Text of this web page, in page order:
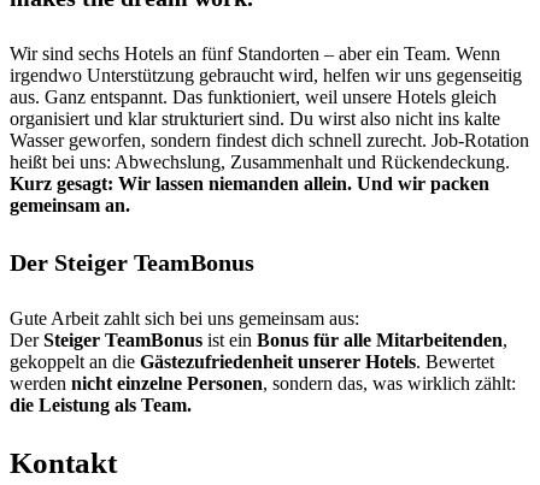
Wir sind sechs Hotels an fünf Standorten – aber ein Team. Wenn
irgendwo Unterstützung gebraucht wird, helfen wir uns gegenseitig
aus. Ganz entspannt. Das funktioniert, weil unsere Hotels gleich
organisiert und klar strukturiert sind. Du wirst also nicht ins kalte
Wasser geworfen, sondern findest dich schnell zurecht. Job-Rotation
heißt bei uns: Abwechslung, Zusammenhalt und Rückendeckung.
Kurz gesagt: Wir lassen niemanden allein. Und wir packen
gemeinsam an.
Der Steiger TeamBonus
Gute Arbeit zahlt sich bei uns gemeinsam aus:
DerSteiger TeamBonus ist ein Bonus für alle Mitarbeitenden,
gekoppelt an die Gästezufriedenheit unserer Hotels. Bewertet
werden nicht einzelne Personen, sondern das, was wirklich zählt:
die Leistung als Team.
Kontakt